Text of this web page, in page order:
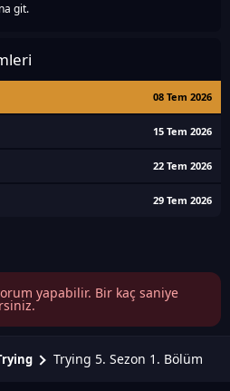
git.
08 Tem 2026
15 Tem 2026
22 Tem 2026
29 Tem 2026
yapabilir. Bir kaç saniye
Trying 5. Sezon 1. Bölüm